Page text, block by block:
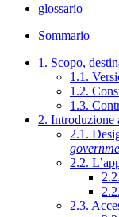
glossario
Sommario
1. Scopo,
1.1.
1.2.
1.3.
2. Introduzione
2.1.
2.2.
2.3.